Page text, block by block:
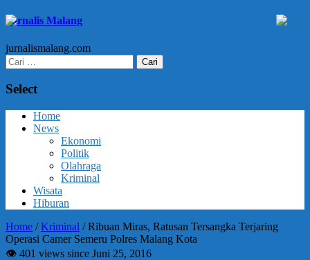
Jurnalis Malang
jurnalismalang.com
Cari
untuk:
Select
Home
News
Ekonomi
Politik
Olahraga
Kriminal
Wisata
Hiburan
Home /Kriminal /Ribuan Miras, Ratusan Tersangka Terjaring
Operasi Camer Semeru Polres Malang Kota
👁 401 views since Juni 25, 2016